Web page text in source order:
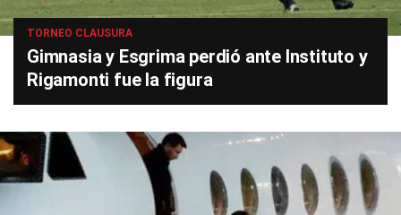
TORNEO CLAUSURA
Gimnasia y Esgrima perdió ante Instituto y
Rigamonti fue la figura